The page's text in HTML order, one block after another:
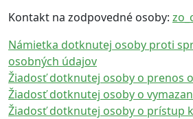
Kontakt na zodpovedné osoby:
Námietka dotknutej osoby proti
osobných údajov
Žiadosť dotknutej osoby o prenos
Žiadosť dotknutej osoby o
Žiadosť dotknutej osoby o prístup